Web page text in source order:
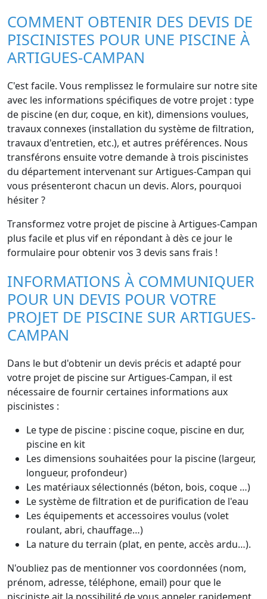
COMMENT OBTENIR DES DEVIS DE
PISCINISTES POUR UNE PISCINE À
ARTIGUES-CAMPAN
C'est facile. Vous remplissez le formulaire sur notre site
avec les informations spécifiques de votre projet : type
de piscine (en dur, coque, en kit), dimensions voulues,
travaux connexes (installation du système de filtration,
travaux d'entretien, etc.), et autres préférences. Nous
transférons ensuite votre demande à trois piscinistes
du département intervenant sur Artigues-Campan qui
vous présenteront chacun un devis. Alors, pourquoi
hésiter ?
Transformez votre projet de piscine à Artigues-Campan
plus facile et plus vif en répondant à dès ce jour le
formulaire pour obtenir vos 3 devis sans frais !
INFORMATIONS À COMMUNIQUER
POUR UN DEVIS POUR VOTRE
PROJET DE PISCINE SUR ARTIGUES-
CAMPAN
Dans le but d'obtenir un devis précis et adapté pour
votre projet de piscine sur Artigues-Campan, il est
nécessaire de fournir certaines informations aux
piscinistes :
Le type de piscine : piscine coque, piscine en dur,
piscine en kit
Les dimensions souhaitées pour la piscine (largeur,
longueur, profondeur)
Les matériaux sélectionnés (béton, bois, coque …)
Le système de filtration et de purification de l'eau
Les équipements et accessoires voulus (volet
roulant, abri, chauffage…)
La nature du terrain (plat, en pente, accès ardu…).
N'oubliez pas de mentionner vos coordonnées (nom,
prénom, adresse, téléphone, email) pour que le